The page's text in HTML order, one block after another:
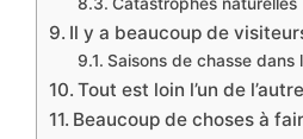
Catastrophes naturelles
Il y a beaucoup de
Saisons de chasse dans
Tout est loin l’un de l’autre
Beaucoup de choses à